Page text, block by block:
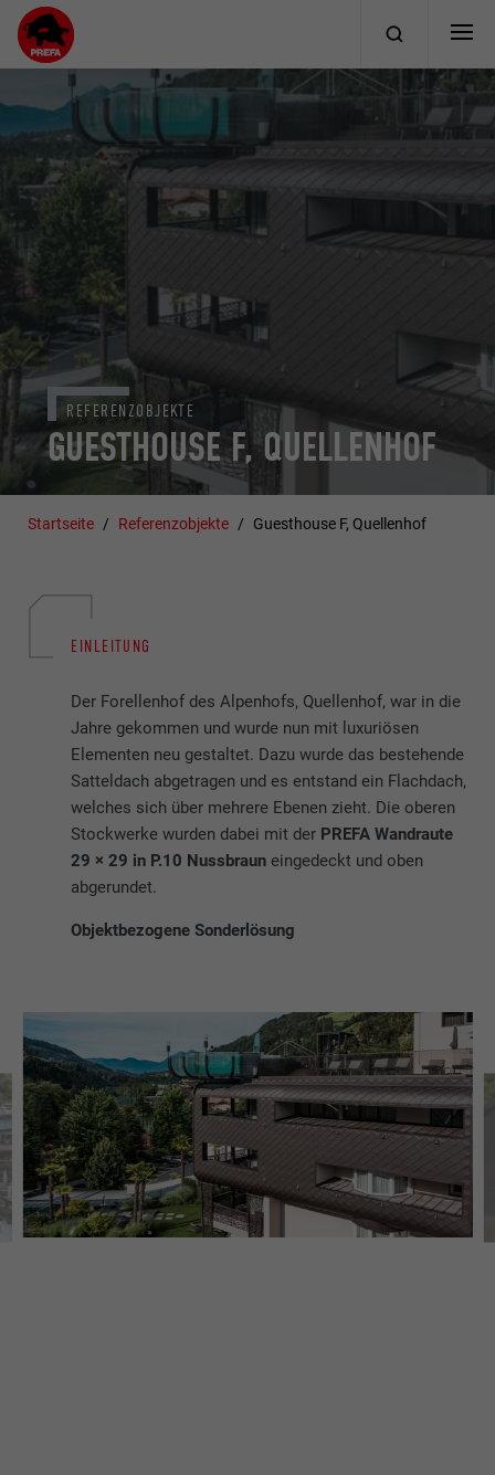
GUESTHOUSE F, QUELLENHOF
REFERENZOBJEKTE
Startseite Referenzobjekte Guesthouse F, Quellenhof
EINLEITUNG
Der Forellenhof des Alpenhofs, Quellenhof, war in die
Jahre gekommen und wurde nun mit luxuriösen
Elementen neu gestaltet. Dazu wurde das bestehende
Satteldach abgetragen und es entstand ein Flachdach,
welches sich über mehrere Ebenen zieht. Die oberen
Stockwerke wurden dabei mit der PREFA Wandraute
29 × 29 in P.10 Nussbraun eingedeckt und oben
abgerundet.
Objektbezogene Sonderlösung